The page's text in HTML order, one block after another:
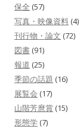
保全 (57)
写真・映像資料 (4)
刊行物・論文 (72)
図書 (91)
報道 (25)
季節の話題 (16)
展覧会 (17)
山階芳麿賞 (15)
形態学 (7)